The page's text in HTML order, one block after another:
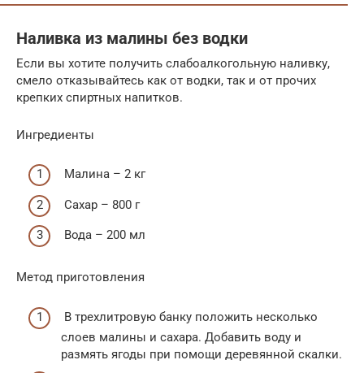
Наливка из малины без водки
Если вы хотите получить слабоалкогольную наливку,
смело отказывайтесь как от водки, так и от прочих
крепких спиртных напитков.
Ингредиенты
Малина – 2 кг
Сахар – 800 г
Вода – 200 мл
Метод приготовления
В трехлитровую банку положить несколько
слоев малины и сахара. Добавить воду и
размять ягоды при помощи деревянной скалки.